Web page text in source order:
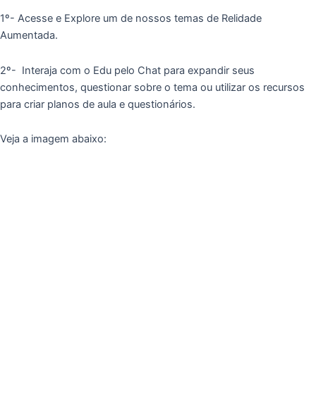
1º- Acesse e Explore um de nossos temas de Relidade
Aumentada.
2º- Interaja com o Edu pelo Chat para expandir seus
conhecimentos, questionar sobre o tema ou utilizar os recursos
para criar planos de aula e questionários.
Veja a imagem abaixo: